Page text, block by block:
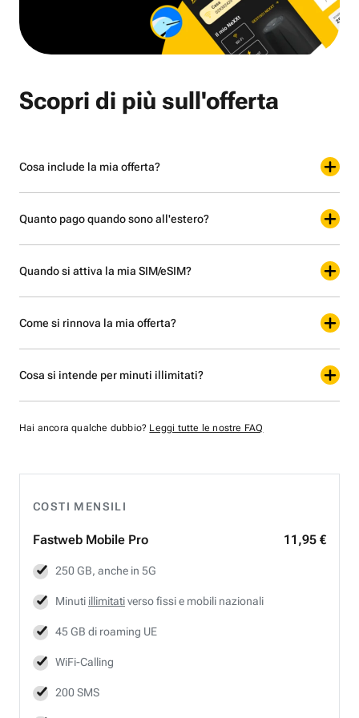
COSTI MENSILI
Fastweb Mobile Pro 11,95 €
250 GB, anche in 5G
Minuti illimitativerso fissi e mobili nazionali
45 GB di roaming UE
WiFi-Calling
200 SMS
Scopri di più sull'offerta
Cosa include la mia offerta?
Quanto pago quando sono all'estero?
Quando si attiva la mia SIM/eSIM?
Come si rinnova la mia offerta?
Cosa si intende per minuti illimitati?
Hai ancora qualche dubbio? Leggi tutte le nostre FAQ